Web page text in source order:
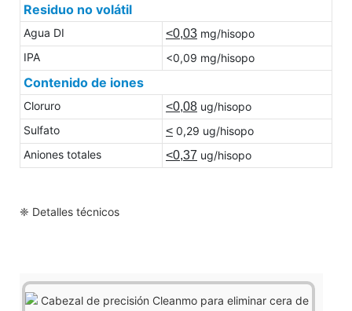
Residuo no volátil
Agua DI <0,03 mg/hisopo
IPA
<0,09 mg/hisopo
Contenido de iones
Cloruro <0,08 ug/hisopo
Sulfato
< 0,29 ug/hisopo
Aniones totales
<0,37 ug/hisopo
❈ Detalles técnicos